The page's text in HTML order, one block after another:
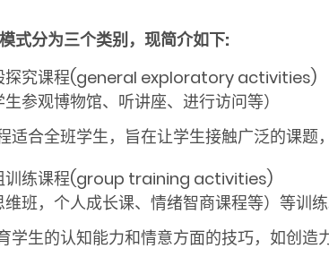
式分为三个类别，现简介如下:
探究课程(general exploratory activities)
生参观博物馆、听讲座、进行访问等）
适合全班学生，旨在让学生接触广泛的课题
训练课程(group training activities)
维班，个人成长课、情绪智商课程等）等训练
学生的认知能力和情意方面的技巧，如创